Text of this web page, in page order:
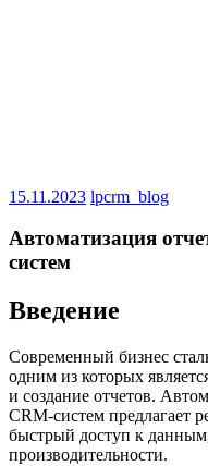
15.11.2023 lpcrm_blog
Автоматизация
систем
Введение
Современный бизнес
одним из которых
и создание отчетов.
CRM-систем предлагает
быстрый доступ к
производительности.